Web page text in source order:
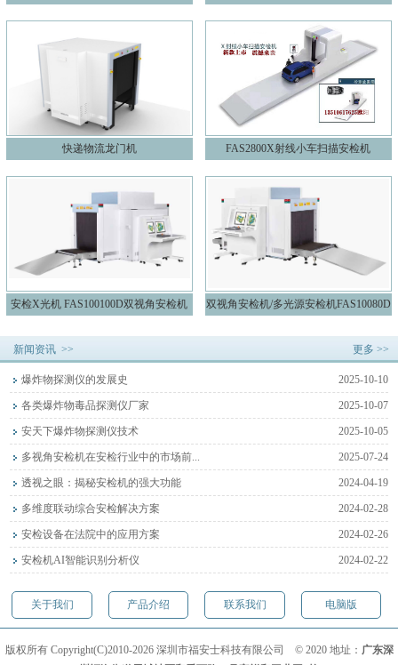
快递物流龙门机 FAS2800X射线小车扫描安检机
安检X光机 FAS100100D双视角安检机 双视角安检机/多光源安检机FAS10080D
新闻资讯 >> 更多 >>
2025-10-10
爆炸物探测仪的发展史
2025-10-07
各类爆炸物毒品探测仪厂家
2025-10-05
安天下爆炸物探测仪技术
2025-07-24
多视角安检机在安检行业中的市场前...
2024-04-19
透视之眼：揭秘安检机的强大功能
2024-02-28
多维度联动综合安检解决方案
2024-02-26
安检设备在法院中的应用方案
2024-02-22
安检机AI智能识别分析仪
关于我们 产品介绍 联系我们 电脑版
版权所有 Copyright(C)2010-2026 深圳市福安士科技有限公司 © 2020 地址： 广东深